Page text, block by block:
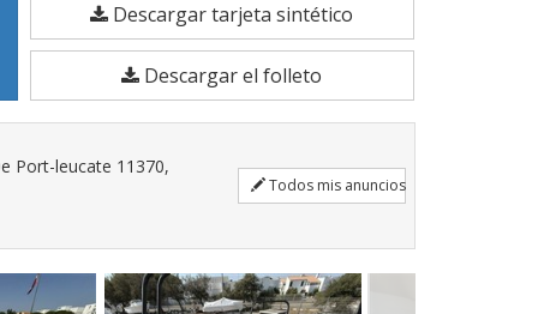
Flyer
8
Sundeck
V2
a
motor
Descargar tarjeta sintético
Descargar el folleto
Port-leucate 11370,
Todos mis anuncios